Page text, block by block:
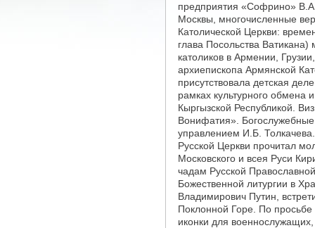
предприятия «Софрино»
Москвы, многочисленные
Католической Церкви:
глава Посольства
католиков в Армении,
архиепископа Армянской
присутствовала детская
рамках культурного
Кыргызской Республикой.
Вонифатия».
управлением И.Б.
Русской Церкви прочитал
Московского и всея Руси
чадам Русской
Божественной литургии в
Владимирович Путин,
Поклонной Горе. По просьбе
иконки для